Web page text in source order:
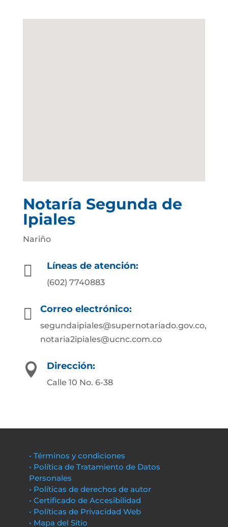
Notaría Segunda de
Ipiales
Nariño
 Líneas de atención:
(602) 7740883
 Correo electrónico:
segundaipiales@supernotariado.gov.co,
notaria2ipiales@ucnc.com.co
 Dirección:
Calle 10 No. 6-38
• Términos y condiciones
• Política de Tratamiento de Datos
Personales
• Políticas de derechos de autor
• Certificado de Accesibilidad
• Políticas de Privacidad Web
• Mapa del Sitio